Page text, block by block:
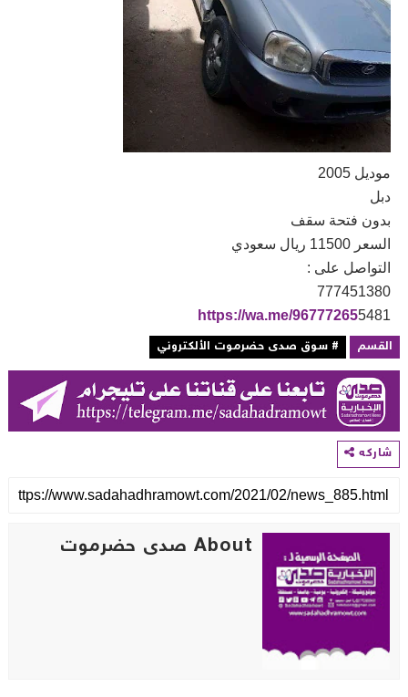
2005
فتحة سقف
11500 ريال سعودي
على :
https://wa.me/96777265
# سوق صدى حضرموت الألكتروني
About صدى حضرموت